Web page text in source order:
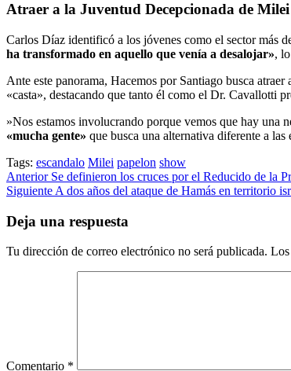
Atraer a la Juventud Decepcionada de Milei
​Carlos Díaz identificó a los jóvenes como el sector más
ha transformado en aquello que venía a desalojar»,
​Ante este panorama, Hacemos por Santiago busca atraer
«casta», destacando que tanto él como el Dr. Cavallotti
​»Nos estamos involucrando porque vemos que hay una
«mucha gente» que busca una alternativa diferente a
Tags: escandalo Milei papelon show
Post
navigation
AnteriorSe definieron los cruces por el Reducido de la
Siguiente A dos años del ataque de Hamás en territorio
Deja una respuesta
Tu dirección de correo electrónico no será publicada. Los
Comentario *